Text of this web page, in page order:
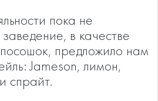
пока не
в качестве
предложило нам
Jameson, лимон,
спрайт.